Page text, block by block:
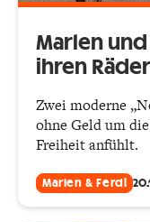
Marlen
ihren
Zwei moderne
ohne Geld um
Freiheit anfühlt.
Marlen & Ferdi